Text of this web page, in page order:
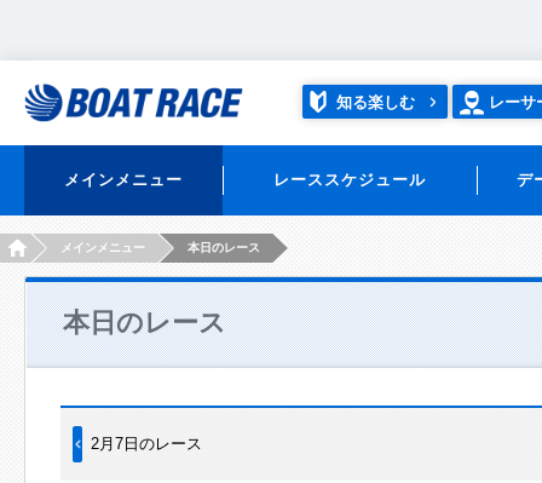
知る楽しむ レーサ
メインメニュー レーススケジュール デ
HOMEメインメニュー 本日のレース
本日のレース
2月7日のレース